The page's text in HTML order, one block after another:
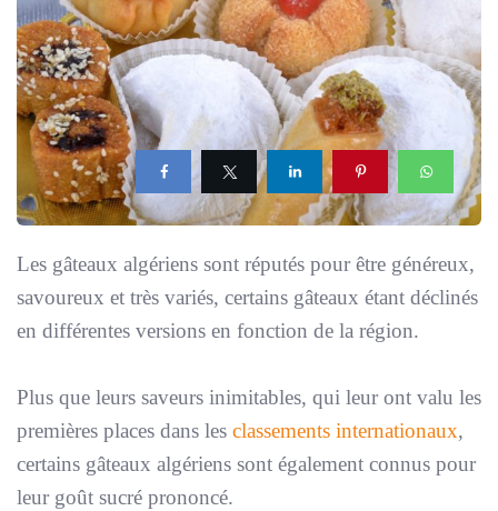
Les gâteaux algériens sont réputés pour être généreux,
savoureux et très variés, certains gâteaux étant déclinés
en différentes versions en fonction de la région.
Plus que leurs saveurs inimitables, qui leur ont valu les
premières places dans les classements internationaux,
certains gâteaux algériens sont également connus pour
leur goût sucré prononcé.